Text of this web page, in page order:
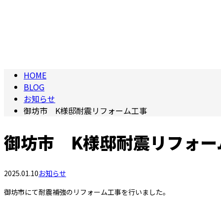
HOME
BLOG
お知らせ
御坊市 K様邸耐震リフォーム工事
御坊市 K様邸耐震リフォー
2025.01.10お知らせ
御坊市にて耐震補強のリフォーム工事を行いました。